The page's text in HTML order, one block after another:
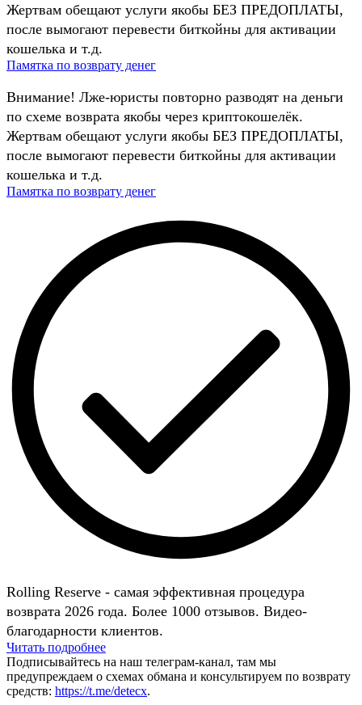
Жертвам обещают услуги якобы БЕЗ ПРЕДОПЛАТЫ,
после вымогают перевести биткойны для активации
кошелька и т.д.
Памятка по возврату денег
Внимание! Лже-юристы повторно разводят на деньги
по схеме возврата якобы через криптокошелёк.
Жертвам обещают услуги якобы БЕЗ ПРЕДОПЛАТЫ,
после вымогают перевести биткойны для активации
кошелька и т.д.
Памятка по возврату денег
Rolling Reserve - самая эффективная процедура
возврата 2026 года. Более 1000 отзывов. Видео-
благодарности клиентов.
Читать подробнее
Подписывайтесь на наш телеграм-канал, там мы
предупреждаем о схемах обмана и консультируем по возврату
средств: https://t.me/detecx.